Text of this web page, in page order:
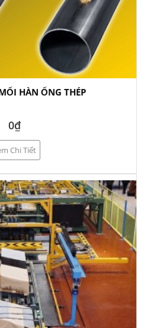
HÀN ỐNG THÉP
0₫
Chi Tiết